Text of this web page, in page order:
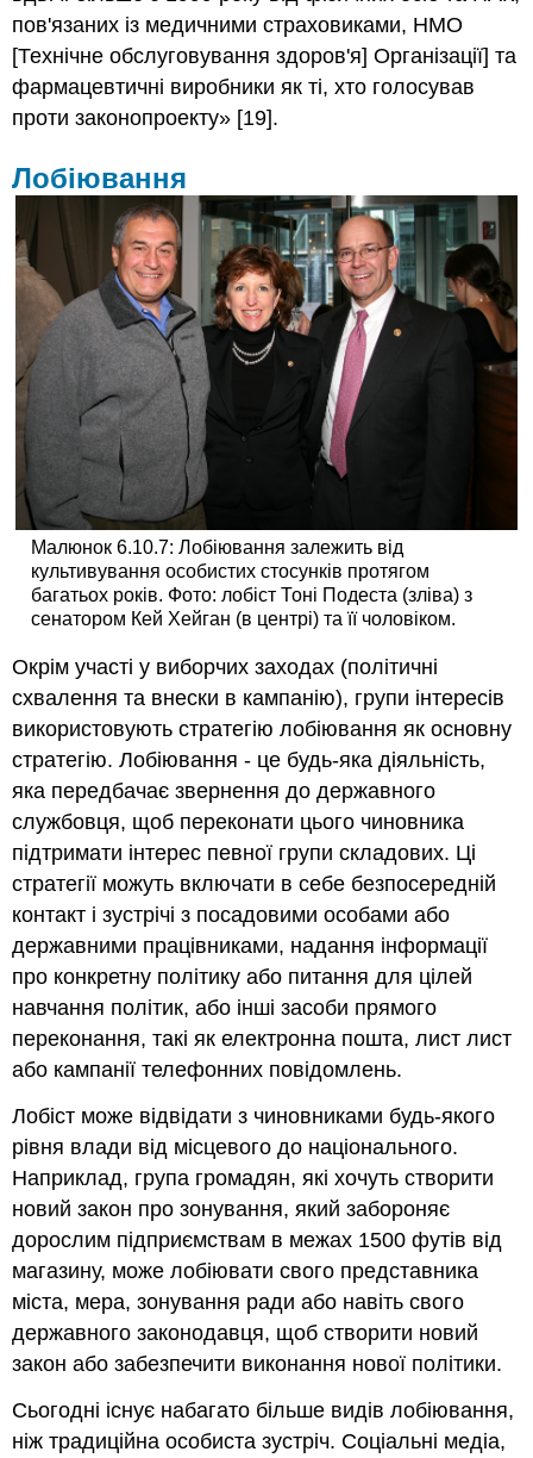
пов'язаних із медичними страховиками, HMO
[Технічне обслуговування здоров'я] Організації] та
фармацевтичні виробники як ті, хто голосував
проти законопроекту» [19].
Лобіювання
Малюнок 6.10.7: Лобіювання залежить від
культивування особистих стосунків протягом
багатьох років. Фото: лобіст Тоні Подеста (зліва) з
сенатором Кей Хейган (в центрі) та її чоловіком.
Окрім участі у виборчих заходах (політичні
схвалення та внески в кампанію), групи інтересів
використовують стратегію лобіювання як основну
стратегію. Лобіювання - це будь-яка діяльність,
яка передбачає звернення до державного
службовця, щоб переконати цього чиновника
підтримати інтерес певної групи складових. Ці
стратегії можуть включати в себе безпосередній
контакт і зустрічі з посадовими особами або
державними працівниками, надання інформації
про конкретну політику або питання для цілей
навчання політик, або інші засоби прямого
переконання, такі як електронна пошта, лист лист
або кампанії телефонних повідомлень.
Лобіст може відвідати з чиновниками будь-якого
рівня влади від місцевого до національного.
Наприклад, група громадян, які хочуть створити
новий закон про зонування, який забороняє
дорослим підприємствам в межах 1500 футів від
магазину, може лобіювати свого представника
міста, мера, зонування ради або навіть свого
державного законодавця, щоб створити новий
закон або забезпечити виконання нової політики.
Сьогодні існує набагато більше видів лобіювання,
ніж традиційна особиста зустріч. Соціальні медіа,